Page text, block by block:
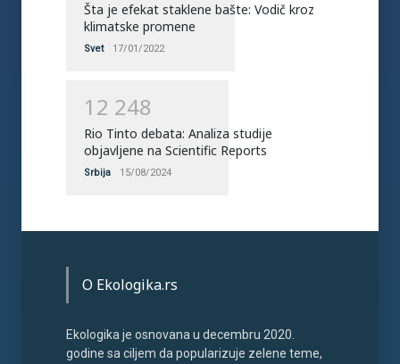
Šta je efekat staklene bašte: Vodič kroz
klimatske promene
Svet 17/01/2022
1 2 248
Rio Tinto debata: Analiza studije
objavljene na Scientific Reports
Srbija 15/08/2024
O Ekologika.rs
Ekologika je osnovana u decembru 2020.
godine sa ciljem da popularizuje zelene teme,